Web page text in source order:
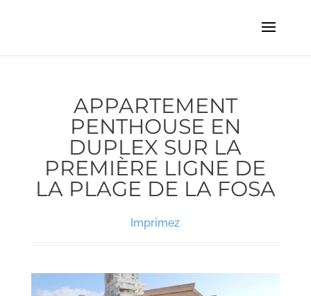
APPARTEMENT
PENTHOUSE EN
DUPLEX SUR LA
PREMIÈRE LIGNE DE
LA PLAGE DE LA FOSA
Imprimez